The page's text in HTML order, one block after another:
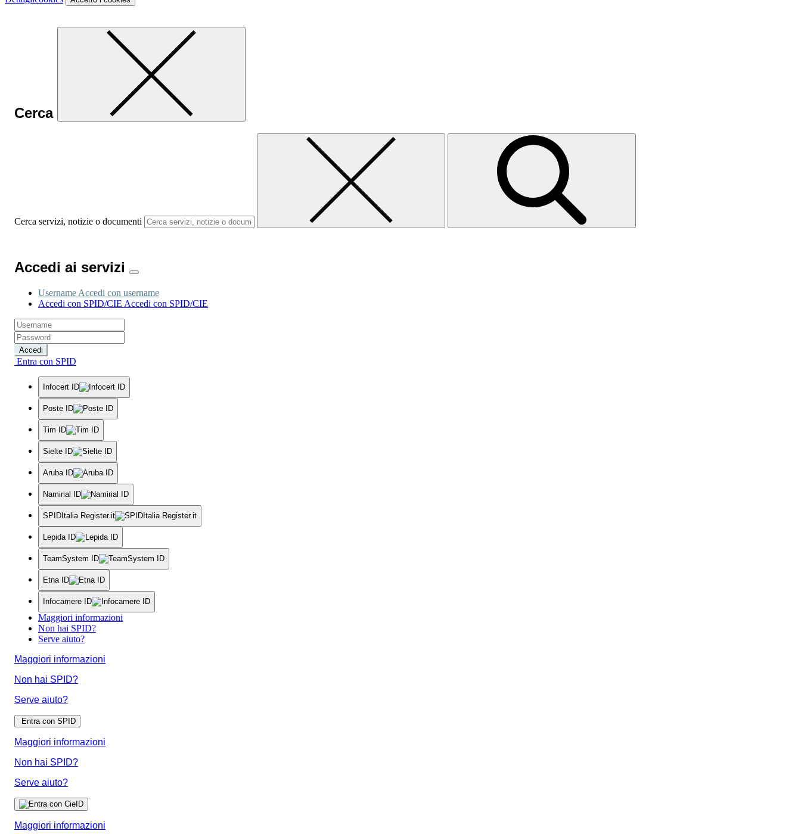
Cerca
Cerca servizi, notizie o documenti
Accedi ai servizi
Username Accedi con username
Accedi con SPID/CIE Accedi con SPID/CIE
Accedi
Entra con SPID
Infocert ID
Poste ID
Tim ID
Sielte ID
Aruba ID
Namirial ID
SPIDItalia Register.it
Lepida ID
TeamSystem ID
Etna ID
Infocamere ID
Maggiori informazioni
Non hai SPID?
Serve aiuto?
Maggiori informazioni
Non hai SPID?
Serve aiuto?
Entra con SPID
Maggiori informazioni
Non hai SPID?
Serve aiuto?
Maggiori informazioni